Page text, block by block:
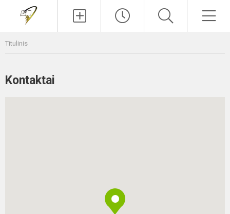
Titulinis
Kontaktai